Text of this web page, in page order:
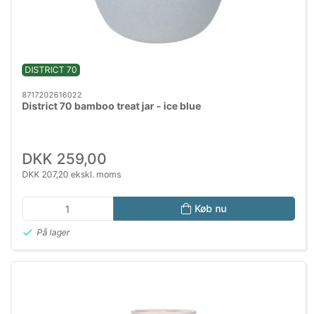
DISTRICT 70
8717202616022
District 70 bamboo treat jar - ice blue
DKK 259,00
DKK 207,20 ekskl. moms
Køb nu
På lager